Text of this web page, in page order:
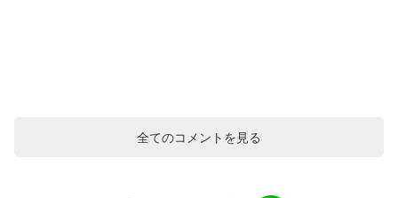
全てのコメントを見る